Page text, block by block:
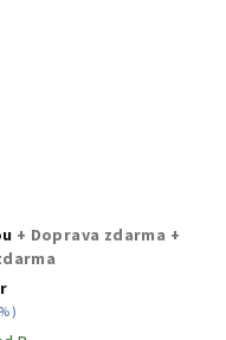
+ Doprava zdarma +